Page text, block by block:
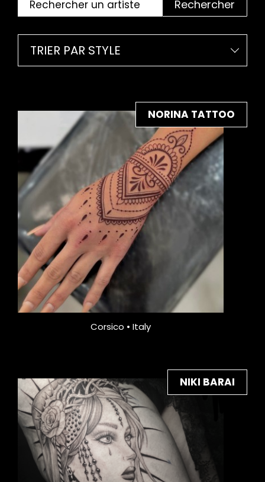
Rechercher
TRIER PAR STYLE
NORINA TATTOO
Corsico • Italy
NIKI BARAI